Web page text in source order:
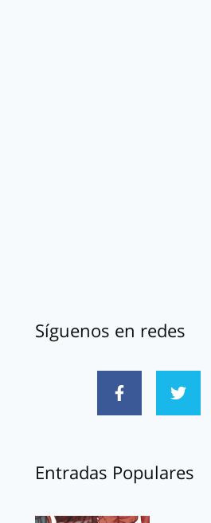
Síguenos en redes
Entradas Populares